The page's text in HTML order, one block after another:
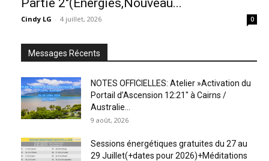
Cindy LG - 4 juillet, 2026 0
Messages Récents
NOTES OFFICIELLES: Atelier »Activation du
Portail d’Ascension 12:21″ à Cairns /
Australie...
9 août, 2026
Sessions énergétiques gratuites du 27 au
29 Juillet(+dates pour 2026)+Méditations